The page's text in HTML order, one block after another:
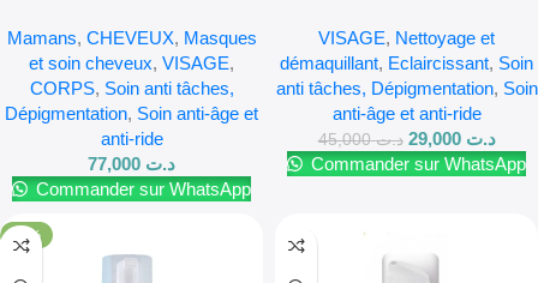
Mamans, CHEVEUX, Masques
et soin cheveux, VISAGE,
CORPS, Soin anti tâches,
Dépigmentation, Soin anti-âge et
anti-ride
د.ت
Commander sur WhatsApp
vitamine C 200ml
VISAGE, Nettoyage et
démaquillant, Eclaircissant, Soin
anti tâches, Dépigmentation, Soin
anti-âge et anti-ride
د.ت45,000 د.ت 29,000
Commander sur WhatsApp
-17%